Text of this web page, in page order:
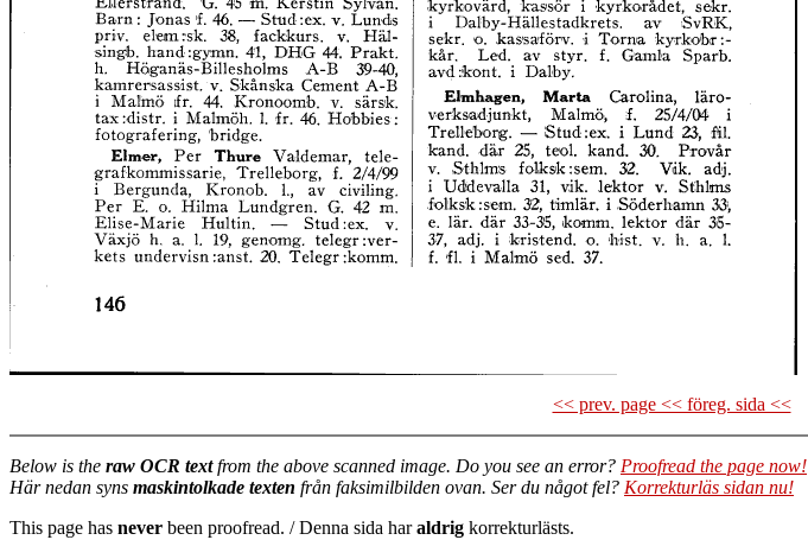
<< prev. page << föreg. sida <<
Below is the raw OCR textfrom the above scanned image. Do you see an error? Proofread the page now!
Här nedan syns maskintolkade texten från faksimilbilden ovan. Ser du något fel? Korrekturläs sidan nu!
This page has never been proofread. / Denna sida haraldrig korrekturlästs.